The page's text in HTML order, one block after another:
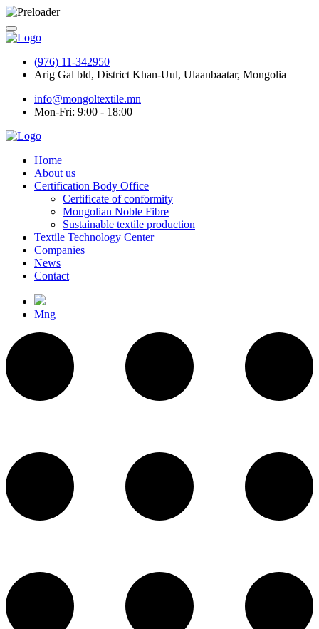
(976) 11-342950
Arig Gal bld, District Khan-Uul, Ulaanbaatar, Mongolia
info@mongoltextile.mn
Mon-Fri: 9:00 - 18:00
Home
About us
Certification Body Office
Certificate of conformity
Mongolian Noble Fibre
Sustainable textile production
Textile Technology Center
Companies
News
Contact
Mng